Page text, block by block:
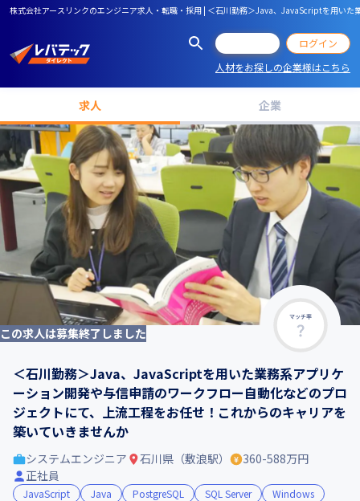
株式会社アースリンクのエンジニア求人・転職・採用 | ＜石川勤務＞Java、JavaScriptを用い
ログイン
人材をお探しの企業様はこちら
求人 企業
マッチ率
この求人は募集終了しました
＜石川勤務＞Java、JavaScriptを用いた業務系アプリケ
ーション開発や与信申請のワークフロー自動化などのプロ
ジェクトにて、上流工程をお任せ！これからのキャリアを
築いていきませんか
システムエンジニア 石川県（敷浪駅）
360-588万円
正社員
JavaScript Java PostgreSQL SQL Server
Windows